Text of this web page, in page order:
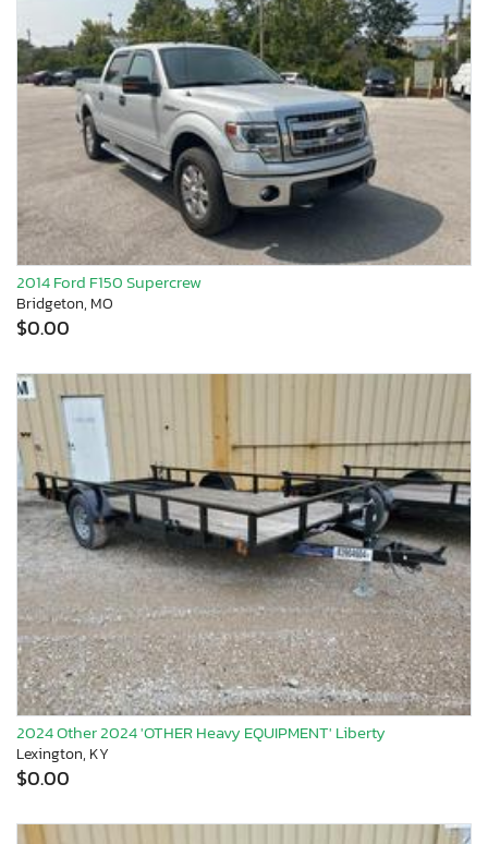
2014 Ford F150 Supercrew
Bridgeton, MO
$0.00
2024 Other 2024 'OTHER Heavy EQUIPMENT' Liberty
Lexington, KY
$0.00